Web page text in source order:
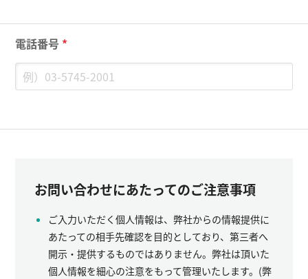
電話番号 *
お問い合わせにあたってのご注意事項
ご入力いただく個人情報は、弊社からの情報提供に
あたっての相手先確認を目的としており、第三者へ
開示・提供するものではありません。弊社は頂いた
個人情報を細心の注意をもって管理いたします。(弊